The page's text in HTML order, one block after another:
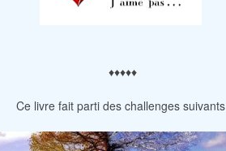
♦♦♦♦♦
Ce livre fait parti des challenges suivants